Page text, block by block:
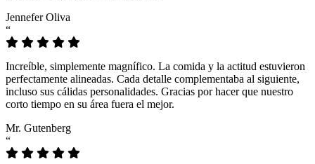
Jennefer Oliva
“
Increíble, simplemente magnífico. La comida y la actitud estuvieron
perfectamente alineadas. Cada detalle complementaba al siguiente,
incluso sus cálidas personalidades. Gracias por hacer que nuestro
corto tiempo en su área fuera el mejor.
Mr. Gutenberg
“